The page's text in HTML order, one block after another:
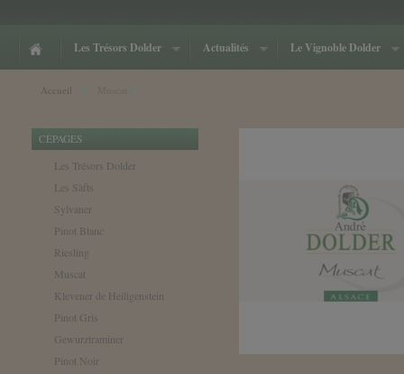
Les Trésors Dolder Actualités Le Vignoble Dolder
CÉPAGES
Les Trésors Dolder
Les Sàfts
Sylvaner
Pinot Blanc
Riesling
Muscat
Klevener de Heiligenstein
Pinot Gris
Gewurztraminer
Pinot Noir
Accueil